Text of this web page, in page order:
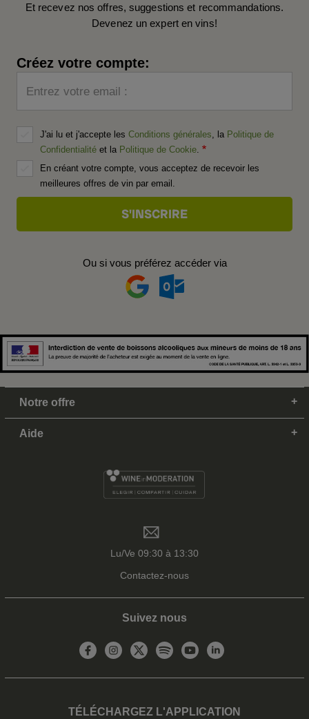
Et recevez nos offres, suggestions et recommandations.
Devenez un expert en vins!
Créez votre compte:
Entrez votre email :
J'ai lu et j'accepte les Conditions générales , la Politique de
Confidentialité et la Politique de Cookie
En créant votre compte, vous acceptez de recevoir les
meilleures offres de vin par email.
Ou si vous préférez accéder via
Notre offre
Aide
Lu/Ve 09:30 à 13:30
Contactez-nous
Suivez nous
TÉLÉCHARGEZ L'APPLICATION